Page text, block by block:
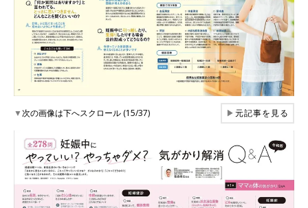
▼次の画像は下へスクロール (15/37) ▶元記事を見る